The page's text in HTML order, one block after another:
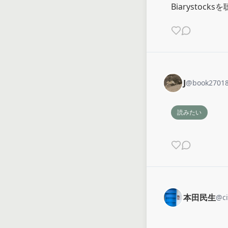
Biarystocksを
J@
読みたい
本田民生@